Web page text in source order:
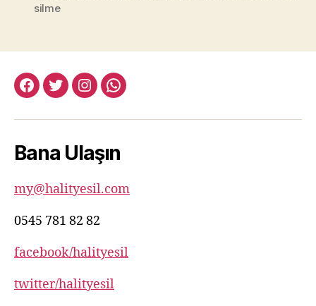
silme
facebook:halityesil
twitter:halityesil
instagram:halityesil
whatsapp:0545
82
Bana Ulaşın
my@halityesil.com
0545 781 82 82
facebook/halityesil
twitter/halityesil